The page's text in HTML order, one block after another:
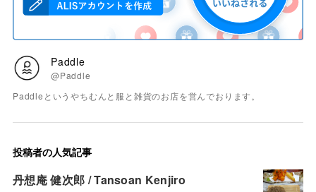
Paddle
@Paddle
Paddleというやちむんと服と雑貨のお店を営んでおります。
投稿者の人気記事
丹想庵 健次郎 / Tansoan Kenjiro